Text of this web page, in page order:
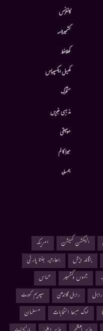
کانفرنس
کشمیرنامہ
کھلاخط
کھیل ایکسپریس
متحرك
مذہبی خبریں
موسيقى
میرا کالم
ہمسایہ
الیکشن کمیشن
امریکہ
بنگلہ دیش
بھارتیہ جنتا پارٹی
جموں وکشمیر
حماس
راہل راہل گاندھی
سپریم کورٹ
لوک سبھا انتخابات
مسلمان